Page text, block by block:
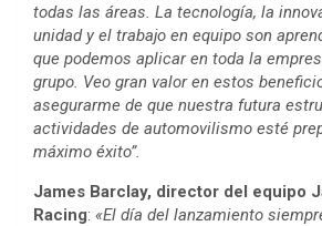
todas las áreas. La tecnología, la
unidad y el trabajo en equipo son
que podemos aplicar en toda la
grupo. Veo gran valor en estos
asegurarme de que nuestra futura
actividades de automovilismo esté
máximo éxito”.
James Barclay, director del equipo
Racing: «El día del lanzamiento